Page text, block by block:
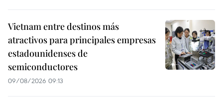
Vietnam entre destinos más
atractivos para principales empresas
estadounidenses de
semiconductores
09/08/2026 09:13